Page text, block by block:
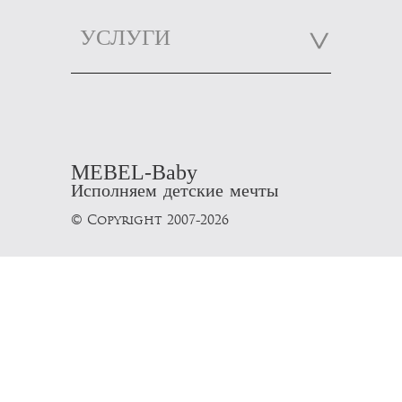
УСЛУГИ
MEBEL-Baby
Исполняем детские мечты
© Copyright 2007-2026